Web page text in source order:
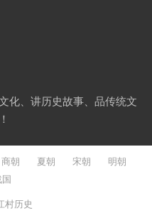
化、讲历史故事、品传统文
商朝 夏朝 宋朝
明朝
村历史